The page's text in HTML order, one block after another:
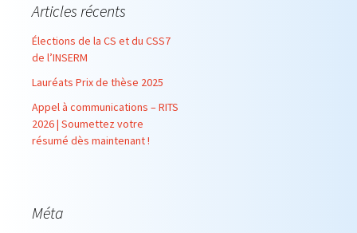
Articles récents
Élections de la CS et du CSS7
de l’INSERM
Lauréats Prix de thèse 2025
Appel à communications – RITS
2026 | Soumettez votre
résumé dès maintenant !
Méta